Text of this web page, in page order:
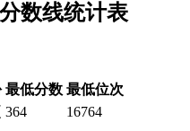
数线统计表
最低分数 最低位次
364 16764